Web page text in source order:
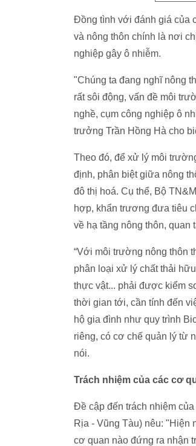
Đồng tình với đánh giá của
và nông thôn chính là nơi
nghiệp gây ô nhiễm.
"Chúng ta đang nghĩ nông
rất sôi động, vấn đề môi
nghề, cụm công nghiệp ô
trưởng Trần Hồng Hà cho
Theo đó, để xử lý môi
định, phân biệt giữa nông
đô thị hoá. Cụ thể, Bộ
hợp, khẩn trương đưa tiêu
về hạ tầng nông thôn, quan
“Với môi trường nông thôn
phân loại xử lý chất thải
thực vật... phải được kiểm
thời gian tới, cần tính đến
hộ gia đình như quy trình
riêng, có cơ chế quản lý từ
nói.
Trách nhiệm của các cơ
Đề cập đến trách nhiệm
Rịa - Vũng Tàu) nêu: "Hiện
cơ quan nào đứng ra nhận